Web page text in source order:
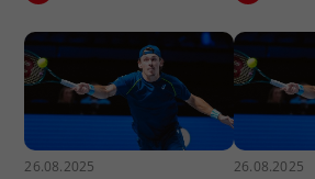
26.08.2025 26.08.2025